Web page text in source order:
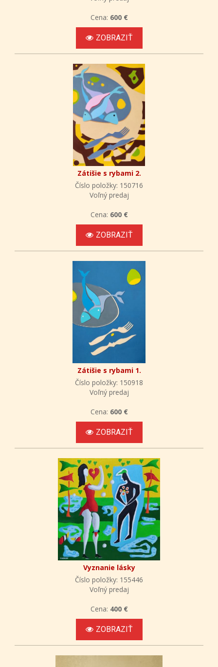
Cena: 600 €
ZOBRAZIŤ
Zátišie s rybami 2.
Číslo položky: 150716
Voľný predaj
Cena: 600 €
ZOBRAZIŤ
Zátišie s rybami 1.
Číslo položky: 150918
Voľný predaj
Cena: 600 €
ZOBRAZIŤ
Vyznanie lásky
Číslo položky: 155446
Voľný predaj
Cena: 400 €
ZOBRAZIŤ